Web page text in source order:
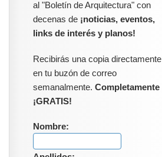
al "Boletín de Arquitectura" con
decenas de ¡noticias, eventos,
links de interés y planos!
Recibirás una copia directamente
en tu buzón de correo
semanalmente. Completamente
¡GRATIS!
Nombre: